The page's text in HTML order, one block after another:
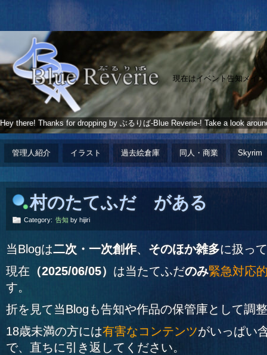
現在はイベント告知メイン
Hey there! Thanks for dropping by ぶるりば-Blue Reverie-! Take a look
管理人紹介 イラスト 過去絵倉庫 同人・商業 Skyrim
村のたてふだ がある
Category: 告知 by hijiri
当Blogは二次・一次創作、 そのほか雑多に扱っ
現在 （2025/06/05） は当たてふだのみ緊急対応
す。
折を見て当Blogも告知や作品の保管庫として調
18歳未満の方には有害なコンテンツがいっぱい
で、直ちに引き返してください。